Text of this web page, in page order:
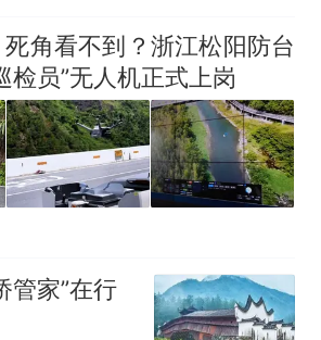
角看不到？浙江松阳防台
检员”无人机正式上岗
管家”在行